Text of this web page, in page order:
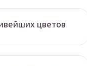
цветов